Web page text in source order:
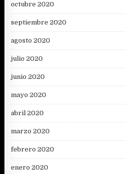
octubre 2020
septiembre 2020
agosto 2020
julio 2020
junio 2020
mayo 2020
abril 2020
marzo 2020
febrero 2020
enero 2020